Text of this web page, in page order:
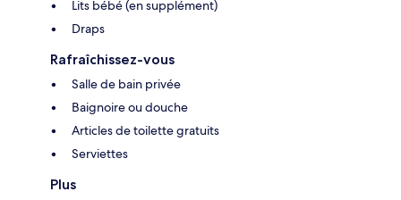
Lits bébé (en supplément)
Draps
Rafraîchissez-vous
Salle de bain privée
Baignoire ou douche
Articles de toilette gratuits
Serviettes
Plus